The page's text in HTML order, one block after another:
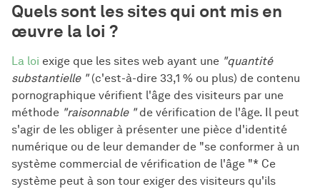
Quels sont les sites qui ont mis en
œuvre la loi ?
La loi exige que les sites web ayant une "quantité
substantielle "(c'est-à-dire 33,1 % ou plus) de contenu
pornographique vérifient l'âge des visiteurs par une
méthode "raisonnable "de vérification de l'âge. Il peut
s'agir de les obliger à présenter une pièce d'identité
numérique ou de leur demander de "se conformer à un
système commercial de vérification de l'âge "* Ce
système peut à son tour exiger des visiteurs qu'ils